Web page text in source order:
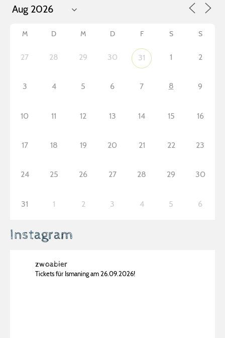
M D M D F S S
27 28 29 30 31 1 2
3 4 5 6 7 8 9
10 11 12 13 14 15 16
17 18 19 20 21 22 23
24 25 26 27 28 29 30
31 1 2 3 4 5 6
Instagram
zwoabier
Tickets für Ismaning am 26.09.2026!